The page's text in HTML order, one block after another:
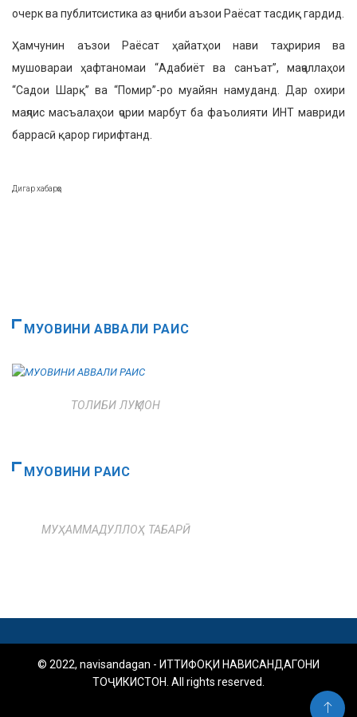
очерк ва публитсистика аз ҷониби аъзои Раёсат тасдиқ гардид.
Ҳамчунин аъзои Раёсат ҳайатҳои нави таҳририя ва
мушовараи ҳафтаномаи “Адабиёт ва санъат”, маҷаллаҳои
“Садои Шарқ” ва “Помир”-ро муайян намуданд. Дар охири
маҷлис масъалаҳои ҷории марбут ба фаъолияти ИНТ мавриди
баррасӣ қарор гирифтанд.
Дигар хабарҳо
МУОВИНИ АВВАЛИ РАИС
ТОЛИБИ ЛУҚМОН
МУОВИНИ РАИС
МУҲАММАДУЛЛОҲ ТАБАРӢ
© 2022, navisandagan - ИТТИФОҚИ НАВИСАНДАГОНИ
ТОҶИКИСТОН. All rights reserved.